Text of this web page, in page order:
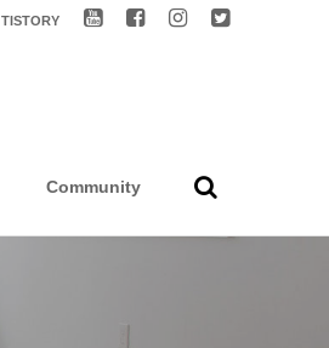
TISTORY
Community